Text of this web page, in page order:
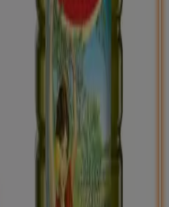
México
Brasil
United States